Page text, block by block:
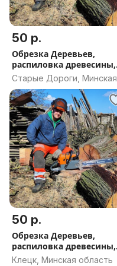
50 р.
Обрезка Деревьев,
распиловка древесины,
стрижка кустарников и
туй Старые Дороги
Старые Дороги, Минская
область
50 р.
Обрезка Деревьев,
распиловка древесины,
стрижка туй и
Клецк, Минская область